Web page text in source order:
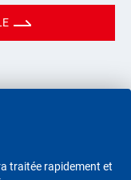
traitée rapidement et